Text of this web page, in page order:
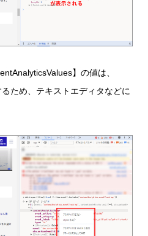
】の値は、
ため、テキストエディタなどに